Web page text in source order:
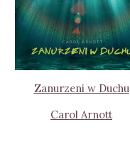
Zanurzeni w Duchu
Carol Arnott